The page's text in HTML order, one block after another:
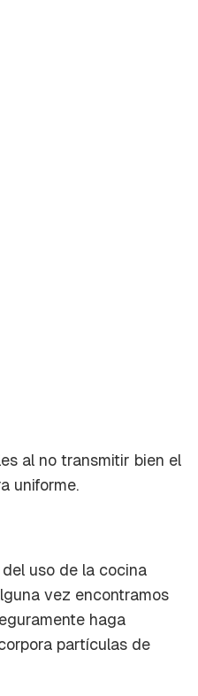
al no transmitir bien el
uniforme.
uso de la cocina
vez encontramos
haga
partículas de